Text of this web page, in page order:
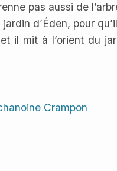
pas aussi de
d’Éden, pour
il mit à l’orient du
Crampon